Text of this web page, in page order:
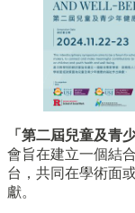
「第二屆兒童及青
會旨在建立一個結
台，共同在學術面
獻。